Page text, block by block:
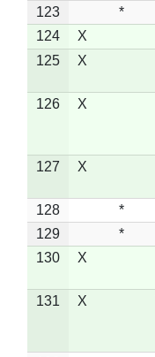
123 *
124
X
125
X
126 X
127 X
128 *
129
*
130
X
131 X